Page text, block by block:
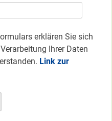
erklären Sie sich
Ihrer Daten
Link zur